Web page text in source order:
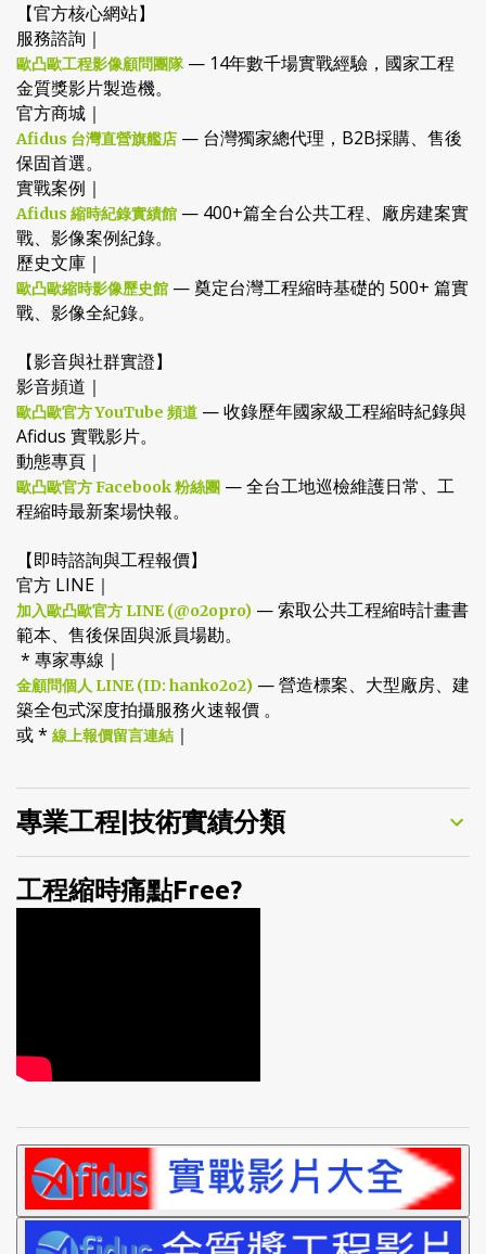
【官方核心網站】
服務諮詢｜
歐凸歐工程影像顧問團隊— 14年數千場實戰經驗，國家工程
金質獎影片製造機。
官方商城｜
Afidus 台灣直營旗艦店 — 台灣獨家總代理，B2B採購、售後
保固首選。
實戰案例｜
Afidus 縮時紀錄實績館 — 400+篇全台公共工程、廠房建案實
戰、影像案例紀錄。
歷史文庫｜
歐凸歐縮時影像歷史館 — 奠定台灣工程縮時基礎的 500+ 篇實
戰、影像全紀錄。
【影音與社群實證】
影音頻道｜
歐凸歐官方 YouTube 頻道 — 收錄歷年國家級工程縮時紀錄與
Afidus 實戰影片。
動態專頁｜
歐凸歐官方 Facebook 粉絲團 — 全台工地巡檢維護日常、工
程縮時最新案場快報。
【即時諮詢與工程報價】
官方 LINE｜
加入歐凸歐官方 LINE (@o2opro) — 索取公共工程縮時計畫書
範本、售後保固與派員場勘。
* 專家專線｜
金顧問個人 LINE (ID: hanko2o2) — 營造標案、大型廠房、建
築全包式深度拍攝服務火速報價 。
或 * 線上報價留言連結 ｜
專業工程|技術實績分類
工程縮時痛點Free?